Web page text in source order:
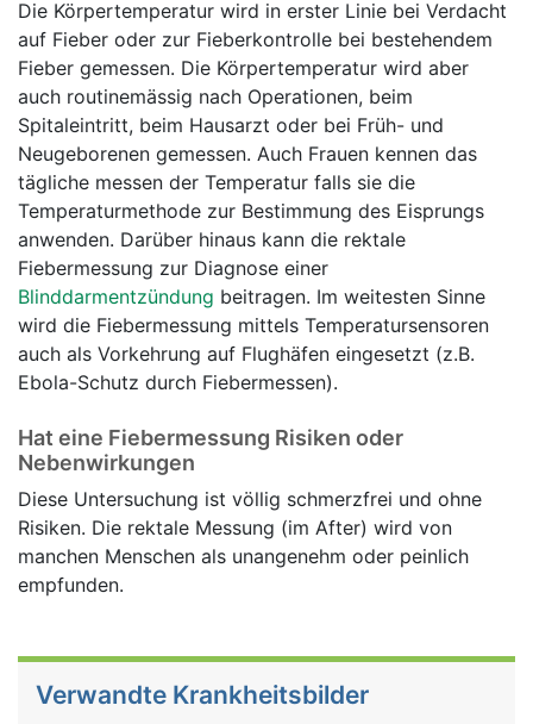
Die Körpertemperatur wird in erster Linie bei Verdacht
auf Fieber oder zur Fieberkontrolle bei bestehendem
Fieber gemessen. Die Körpertemperatur wird aber
auch routinemässig nach Operationen, beim
Spitaleintritt, beim Hausarzt oder bei Früh- und
Neugeborenen gemessen. Auch Frauen kennen das
tägliche messen der Temperatur falls sie die
Temperaturmethode zur Bestimmung des Eisprungs
anwenden. Darüber hinaus kann die rektale
Fiebermessung zur Diagnose einer
Blinddarmentzündung beitragen. Im weitesten Sinne
wird die Fiebermessung mittels Temperatursensoren
auch als Vorkehrung auf Flughäfen eingesetzt (z.B.
Ebola-Schutz durch Fiebermessen).
Hat eine Fiebermessung Risiken oder
Nebenwirkungen
Diese Untersuchung ist völlig schmerzfrei und ohne
Risiken. Die rektale Messung (im After) wird von
manchen Menschen als unangenehm oder peinlich
empfunden.
Verwandte Krankheitsbilder